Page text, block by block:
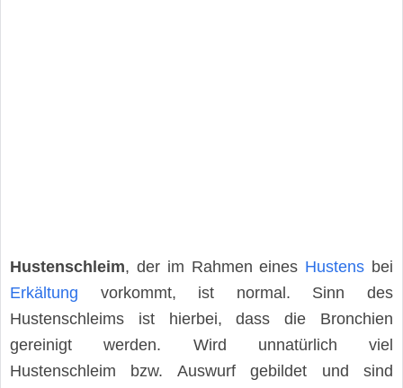
Hustenschleim, der im Rahmen eines Hustens bei
Erkältung vorkommt, ist normal. Sinn des
Hustenschleims ist hierbei, dass die Bronchien
gereinigt werden. Wird unnatürlich viel
Hustenschleim bzw. Auswurf gebildet und sind